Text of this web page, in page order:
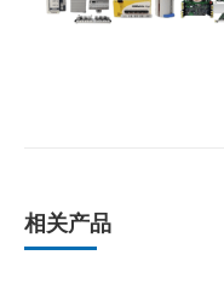
相关产品